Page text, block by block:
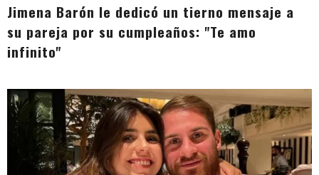
Jimena Barón le dedicó un tierno mensaje a
su pareja por su cumpleaños: "Te amo
infinito"